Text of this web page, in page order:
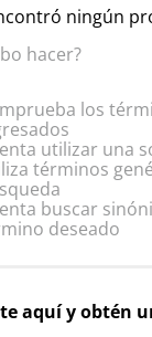
ningún
hacer?
los
utilizar una
términos
buscar
deseado
aquí y obtén